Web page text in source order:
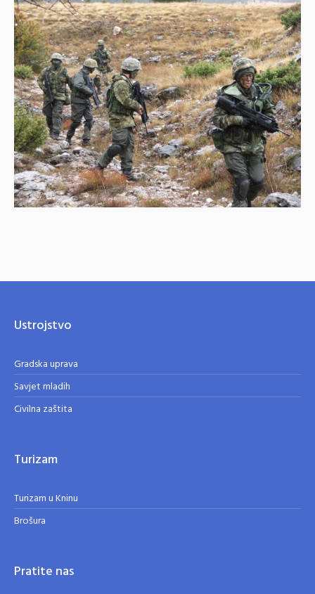
Ustrojstvo
Gradska uprava
Savjet mladih
Civilna zaštita
Turizam
Turizam u Kninu
Brošura
Pratite nas